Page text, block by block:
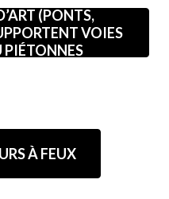
(PONTS,
VOIES
PIÉTONNES
À FEUX